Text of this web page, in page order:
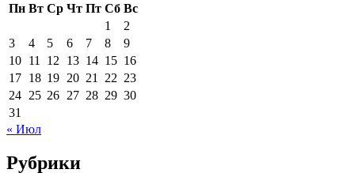
Пн Вт Ср Чт Пт Сб Вс
1
2
3
4 5 6 7 8
9
10 11 12 13 14 15 16
17 18 19 20 21 22 23
24 25 26 27 28 29 30
31
« Июл
Рубрики